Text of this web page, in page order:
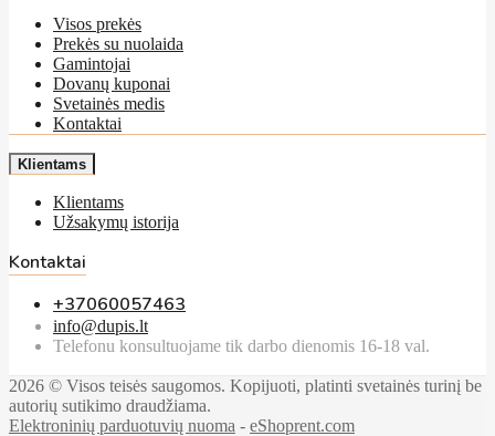
Visos prekės
Prekės su nuolaida
Gamintojai
Dovanų kuponai
Svetainės medis
Kontaktai
Klientams
Klientams
Užsakymų istorija
Kontaktai
+37060057463
info@dupis.lt
Telefonu konsultuojame tik darbo dienomis 16-18 val.
2026 © Visos teisės saugomos. Kopijuoti, platinti svetainės turinį be
autorių sutikimo draudžiama.
Elektroninių parduotuvių nuoma - eShoprent.com